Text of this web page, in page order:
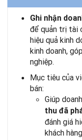
Ghi nhận
để quản trị tài
hiệu quả kinh
kinh doanh,
nghiệp.
Mục tiêu của
bán:
Giúp
thu đã
đánh giá
khách